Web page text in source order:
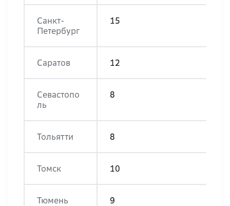
Санкт-
Петербург
15
Саратов 12
Севастопо
ль
8
Тольятти 8
Томск 10
Тюмень 9